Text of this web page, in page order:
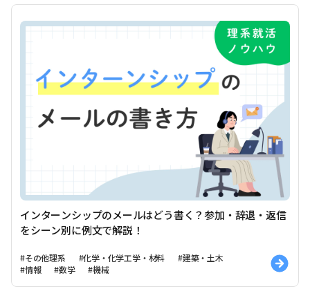
インターンシップのメールはどう書く？参加・辞退・返信
をシーン別に例文で解説！
#その他理系 #化学・化学工学・材料
#建築・土木
#情報
#数学 #機械